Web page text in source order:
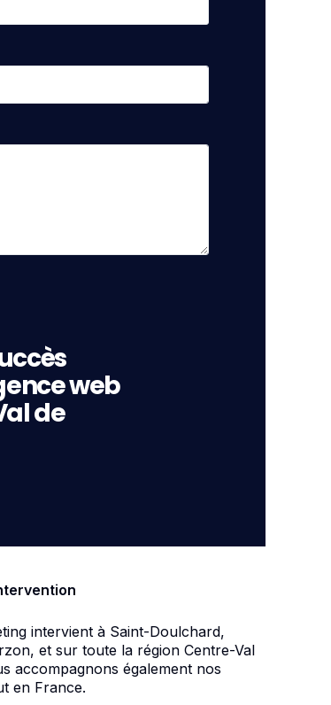
web
de
intervient à Saint-Doulchard,
et sur toute la région Centre-Val
accompagnons également nos
en France.